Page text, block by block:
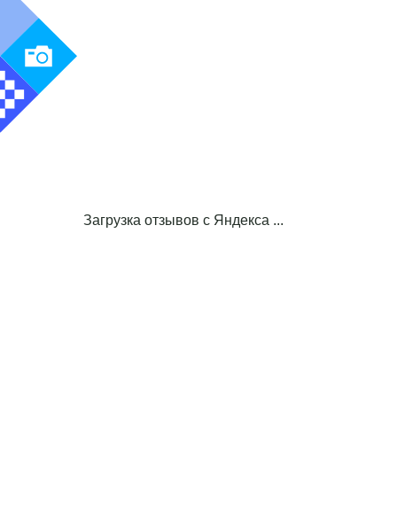
Загрузка отзывов с Яндекса ...